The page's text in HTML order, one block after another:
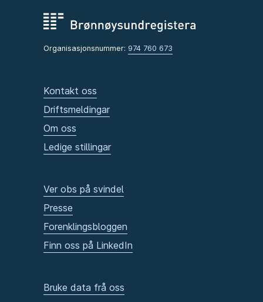
Organisasjonsnummer: 974 760 673
Kontakt oss
Driftsmeldingar
Om oss
Ledige stillingar
Ver obs på svindel
Presse
Forenklingsbloggen
Finn oss på LinkedIn
Bruke data frå oss